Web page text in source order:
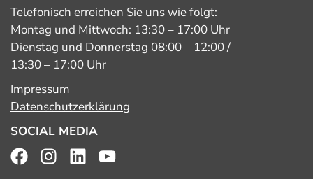
Telefonisch erreichen Sie uns wie folgt:
Montag und Mittwoch: 13:30 – 17:00 Uhr
Dienstag und Donnerstag 08:00 – 12:00 /
13:30 – 17:00 Uhr
Impressum
Datenschutzerklärung
SOCIAL MEDIA